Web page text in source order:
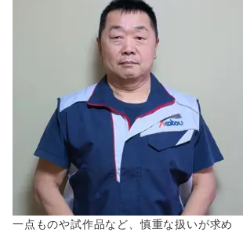
一点ものや試作品など、慎重な扱いが求め